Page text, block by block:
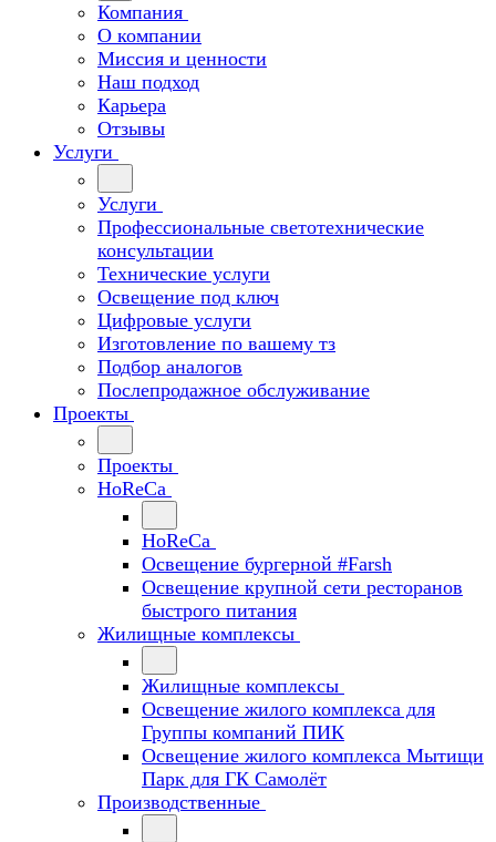
Компания
О компании
Миссия и ценности
Наш подход
Карьера
Отзывы
Услуги
Услуги
Профессиональные светотехнические
консультации
Технические услуги
Освещение под ключ
Цифровые услуги
Изготовление по вашему тз
Подбор аналогов
Послепродажное обслуживание
Проекты
Проекты
HoReCa
HoReCa
Освещение бургерной #Farsh
Освещение крупной сети ресторанов
быстрого питания
Жилищные комплексы
Жилищные комплексы
Освещение жилого комплекса для
Группы компаний ПИК
Освещение жилого комплекса Мытищи
Парк для ГК Самолёт
Производственные